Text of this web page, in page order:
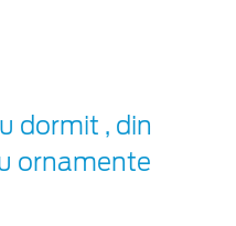
dormit , din
ornamente